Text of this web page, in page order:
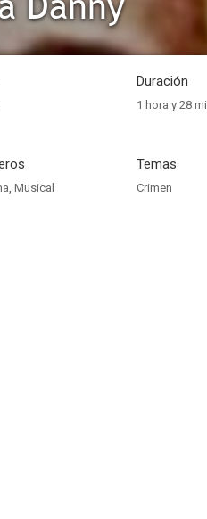
Duración
1 hora y 28
, Musical
Temas
Crimen